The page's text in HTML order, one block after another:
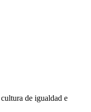
de igualdad e